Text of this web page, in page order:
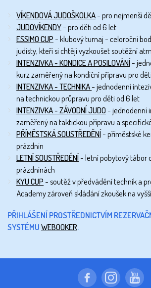
VÍKENDOVÁ JUDOŠKOLKA- pro nejmenší
JUDOVÍKENDY- pro děti od 6 let
ESSIMO CUP - klubový turnaj - celoroční
judisty, kteří si chtějí vyzkoušet soutěžní
INTENZIVKA - KONDICE A POSILOVÁNÍ-
kurz zaměřený na kondiční přípravu pro
INTENZIVKA - TECHNIKA- jednodenní
na technickou průpravu pro děti od 6 let
INTENZIVKA - ZÁVODNÍ JUDO - jednodenní
zaměřený na taktickou přípravu a
PŘÍMĚSTSKÁ SOUSTŘEDĚNÍ- příměstské
prázdnin
LETNÍ SOUSTŘEDĚNÍ- letní pobytový tábor
prázdninách
KYU CUP - soutěž v předvádění technik a
Academy zároveň skládání zkoušek na
PŘIHLÁŠENÍ PROSTŘEDNICTVÍM
SYSTÉMUWEBOOKER.